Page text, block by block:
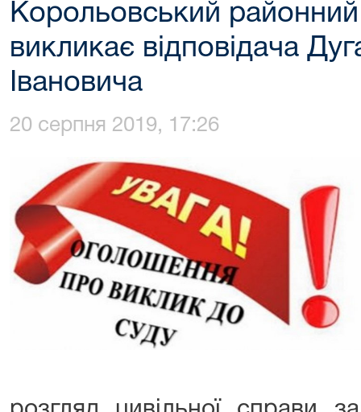
Корольовський
викликає відповідача
Івановича
20 серпня 2019, 17:26